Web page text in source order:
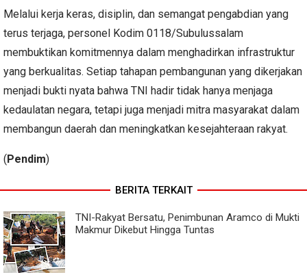
Melalui kerja keras, disiplin, dan semangat pengabdian yang
terus terjaga, personel Kodim 0118/Subulussalam
membuktikan komitmennya dalam menghadirkan infrastruktur
yang berkualitas. Setiap tahapan pembangunan yang dikerjakan
menjadi bukti nyata bahwa TNI hadir tidak hanya menjaga
kedaulatan negara, tetapi juga menjadi mitra masyarakat dalam
membangun daerah dan meningkatkan kesejahteraan rakyat.
( Pendim)
BERITA TERKAIT
TNI-Rakyat Bersatu, Penimbunan Aramco di Mukti
Makmur Dikebut Hingga Tuntas